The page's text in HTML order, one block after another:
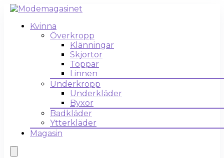
Kvinna
Överkropp
Klänningar
Skjortor
Toppar
Linnen
Underkropp
Underkläder
Byxor
Badkläder
Ytterkläder
Magasin